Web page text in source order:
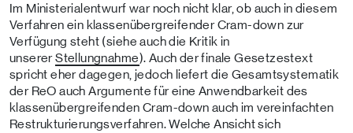
Im Ministerialentwurf war noch nicht klar, ob auch in diesem
Verfahren ein klassenübergreifender Cram-down zur
Verfügung steht (siehe auch die Kritik in
unsererStellungnahme). Auch der finale Gesetzestext
spricht eher dagegen, jedoch liefert die Gesamtsystematik
der ReO auch Argumente für eine Anwendbarkeit des
klassenübergreifenden Cram-down auch im vereinfachten
Restrukturierungsverfahren. Welche Ansicht sich